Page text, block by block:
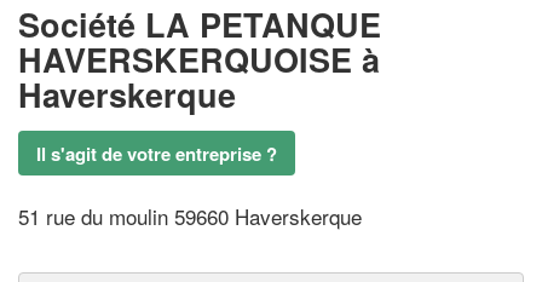
Société LA PETANQUE
HAVERSKERQUOISE à
Haverskerque
Il s'agit de votre entreprise ?
51 rue du moulin 59660 Haverskerque